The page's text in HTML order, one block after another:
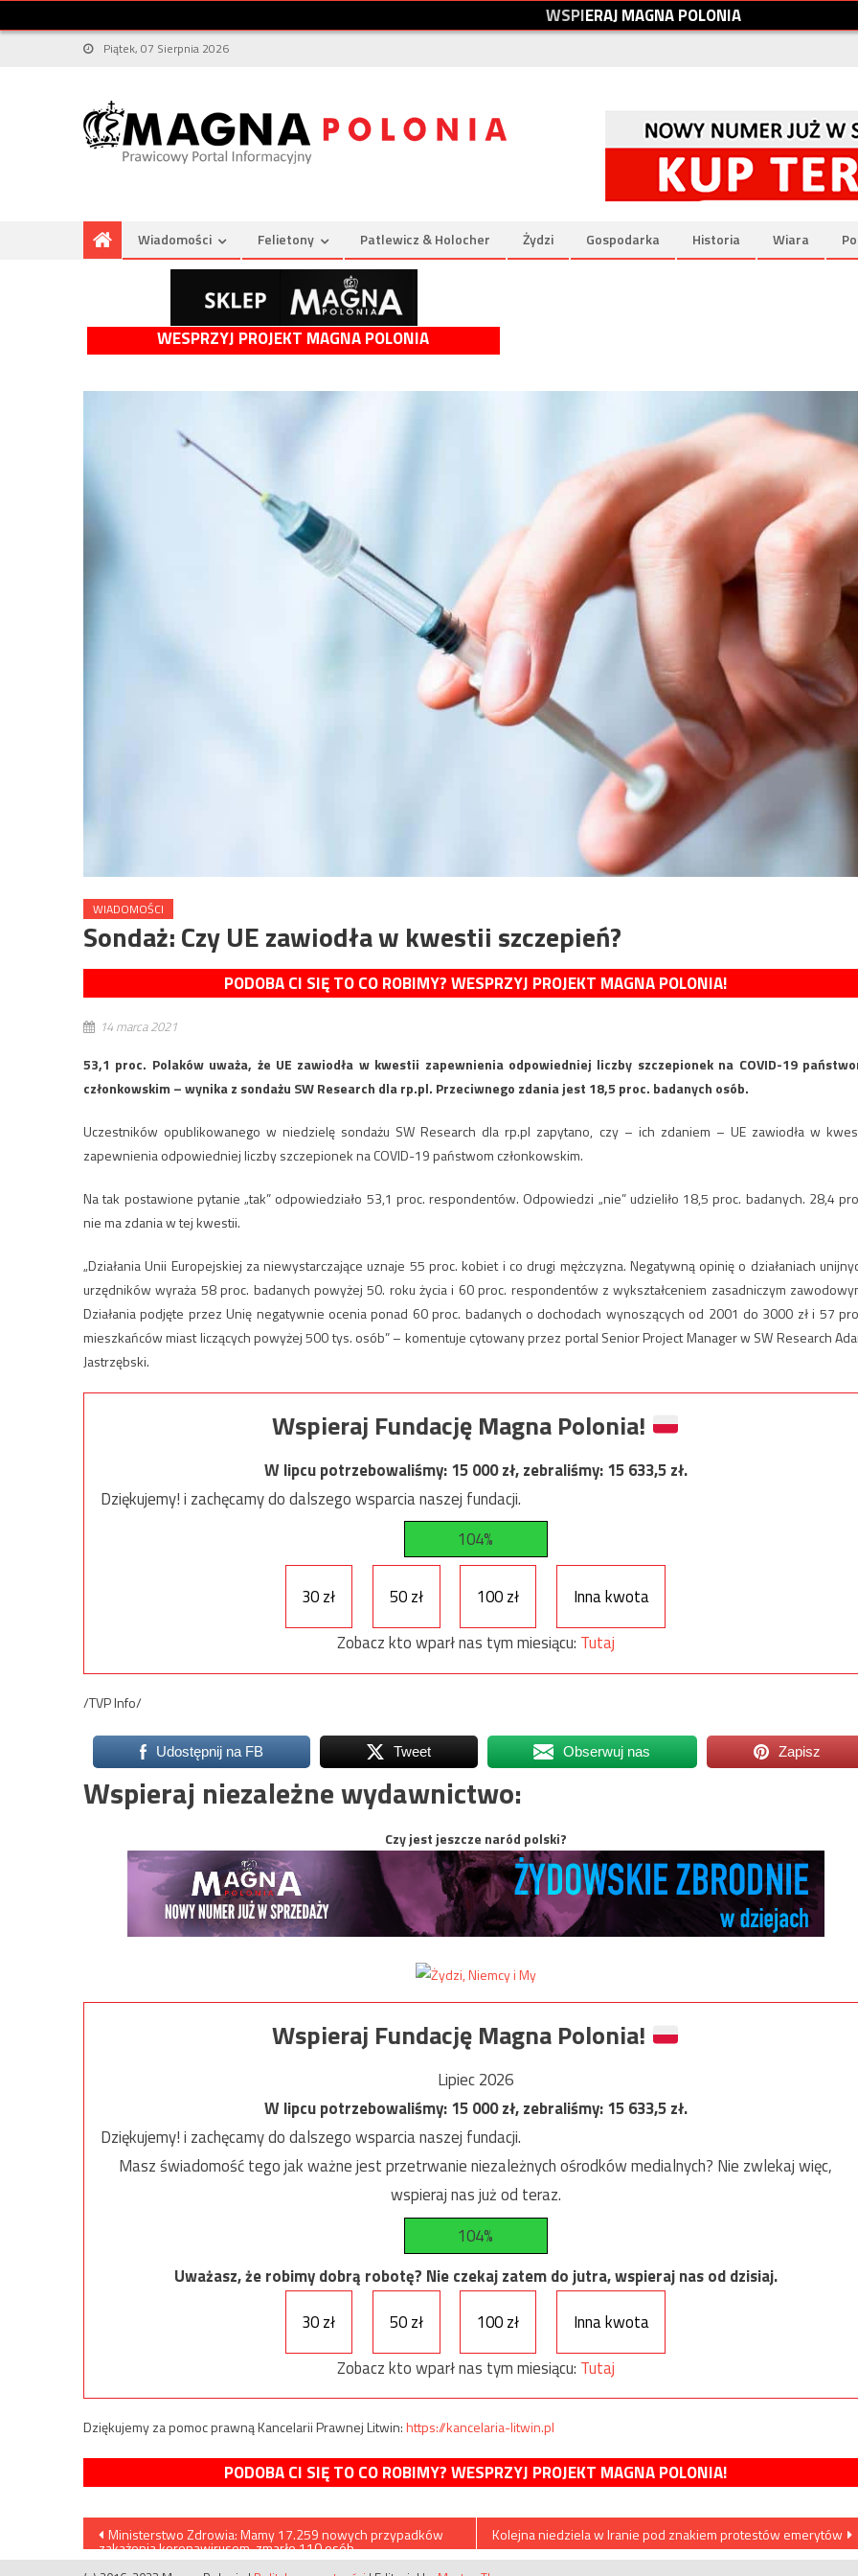
WSPIERAJMAGNAPOLONIA
Piątek, 07 Sierpnia 2026
Wiadomości Felietony Patlewicz & Holocher Żydzi Gospodarka Historia Wiara
WESPRZYJ PROJEKT MAGNA POLONIA
WIADOMOŚCI
Sondaż: Czy UE zawiodła w kwestii szczepień?
PODOBA CI SIĘ TO CO ROBIMY? WESPRZYJ PROJEKT MAGNA POLONIA!
14 marca 2021
53,1 proc. Polaków uważa, że UE zawiodła w kwestii zapewnienia odpowiedniej liczby szczepionek na COVID-19
członkowskim – wynika z sondażu SW Research dla rp.pl. Przeciwnego zdania jest 18,5 proc. badanych osób.
Uczestników opublikowanego w niedzielę sondażu SW Research dla rp.pl zapytano, czy – ich zdaniem – UE zawiodła w
zapewnienia odpowiedniej liczby szczepionek na COVID-19 państwom członkowskim.
Na tak postawione pytanie „tak” odpowiedziało 53,1 proc. respondentów. Odpowiedzi „nie” udzieliło 18,5 proc. badanych. 28,4
nie ma zdania w tej kwestii.
„Działania Unii Europejskiej za niewystarczające uznaje 55 proc. kobiet i co drugi mężczyzna. Negatywną opinię o działaniach
urzędników wyraża 58 proc. badanych powyżej 50. roku życia i 60 proc. respondentów z wykształceniem zasadniczym
Działania podjęte przez Unię negatywnie ocenia ponad 60 proc. badanych o dochodach wynoszących od 2001 do 3000 zł i 57
mieszkańców miast liczących powyżej 500 tys. osób” – komentuje cytowany przez portal Senior Project Manager w SW Research
Jastrzębski.
Wspieraj Fundację Magna Polonia!
W lipcu potrzebowaliśmy:15 000zł, zebraliśmy:15 633,5zł.
Dziękujemy! i zachęcamy do dalszego wsparcia naszej fundacji.
104%
30 zł 50 zł 100 zł
Inna kwota
Zobacz kto wparł nas tym miesiącu: Tutaj
/TVP Info/
Udostępnij na FB Tweet Obserwuj nas Zapisz
Wspieraj niezależne wydawnictwo:
Czy jest jeszcze naród polski?
Wspieraj Fundację Magna Polonia!
Lipiec 2026
W lipcu potrzebowaliśmy:15 000zł, zebraliśmy:15 633,5zł.
Dziękujemy! i zachęcamy do dalszego wsparcia naszej fundacji.
Masz świadomość tego jak ważne jest przetrwanie niezależnych ośrodków medialnych? Nie zwlekaj więc,
wspieraj nas już od teraz.
104%
Uważasz, że robimy dobrą robotę? Nie czekaj zatem do jutra, wspieraj nas od dzisiaj.
30 zł
50 zł 100 zł
Inna kwota
Zobacz kto wparł nas tym miesiącu: Tutaj
Dziękujemy za pomoc prawną Kancelarii Prawnej Litwin:https://kancelaria-litwin.pl
PODOBA CI SIĘ TO CO ROBIMY? WESPRZYJ PROJEKT MAGNA POLONIA!
Nawigacja
Ministerstwo Zdrowia: Mamy 17.259 nowych przypadków
zakażenia koronawirusem, zmarło 110 osób
Kolejna niedziela w Iranie pod znakiem protestów emerytów